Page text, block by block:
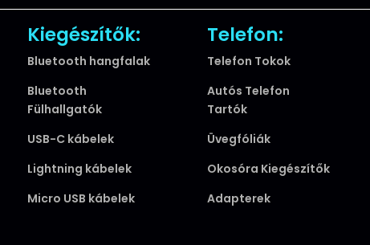
Kiegészítők:
Bluetooth hangfalak
Bluetooth
Fülhallgatók
USB-C kábelek
Lightning kábelek
Micro USB kábelek
Telefon:
Telefon Tokok
Autós Telefon
Tartók
Üvegfóliák
Okosóra Kiegészítők
Adapterek